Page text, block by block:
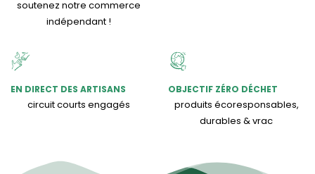
soutenez notre commerce
indépendant !
EN DIRECT DES ARTISANS
circuit courts engagés
OBJECTIF ZÉRO DÉCHET
produits écoresponsables,
durables & vrac